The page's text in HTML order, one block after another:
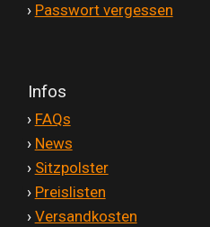
› Passwort vergessen
Infos
› FAQs
› News
› Sitzpolster
› Preislisten
› Versandkosten